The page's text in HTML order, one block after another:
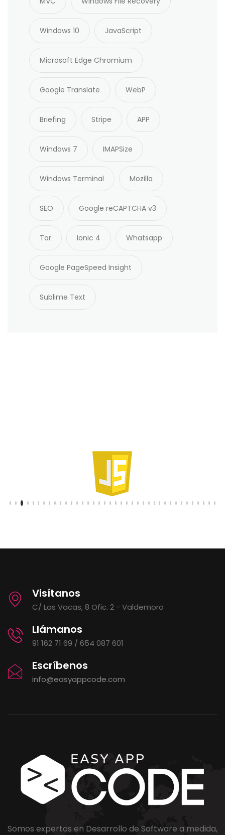
Windows 10 JavaScript
Microsoft Edge Chromium
Google Translate WebP
Briefing Stripe APP
Windows 7 IMAPSize
Windows Terminal Mozilla
SEO Google reCAPTCHA v3
Tor Ionic 4 Whatsapp
Google PageSpeed Insight
Sublime Text
Visítanos
C/ Las Vacas, 8 Ofic. 2 - Valdemoro
Llámanos
91 162 71 69 / 654 087 601
Escríbenos
info@easyappcode.com
Somos expertos en Desarrollo de Software a medida,